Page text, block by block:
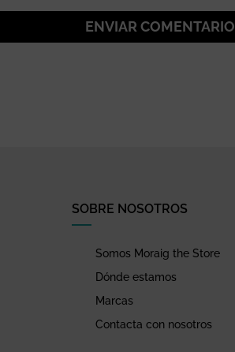
ENVIAR COMENTARIO
SOBRE NOSOTROS
Somos Moraig the Store
Dónde estamos
Marcas
Contacta con nosotros